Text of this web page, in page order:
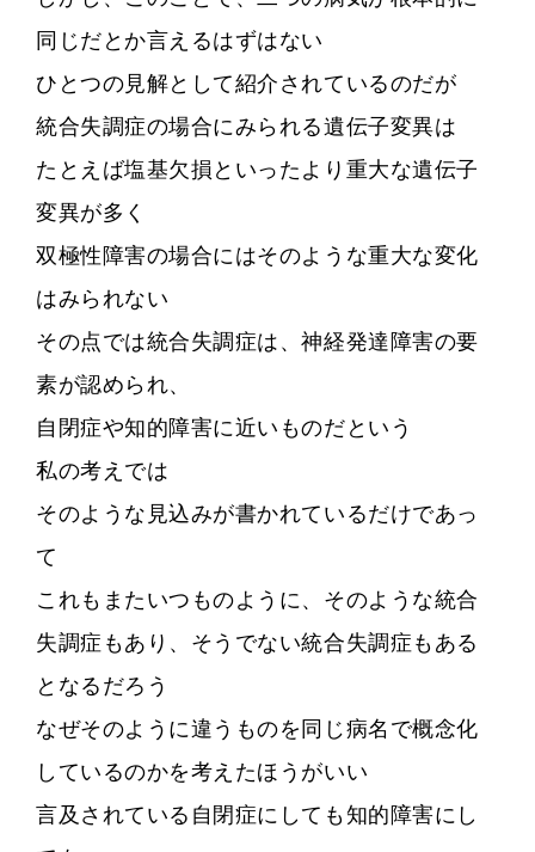
同じだとか言えるはずはない
ひとつの見解として紹介されているのだが
統合失調症の場合にみられる遺伝子変異は
たとえば塩基欠損といったより重大な遺伝子
変異が多く
双極性障害の場合にはそのような重大な変化
はみられない
その点では統合失調症は、神経発達障害の要
素が認められ、
自閉症や知的障害に近いものだという
私の考えでは
そのような見込みが書かれているだけであっ
て
これもまたいつものように、そのような統合
失調症もあり、そうでない統合失調症もある
となるだろう
なぜそのように違うものを同じ病名で概念化
しているのかを考えたほうがいい
言及されている自閉症にしても知的障害にし